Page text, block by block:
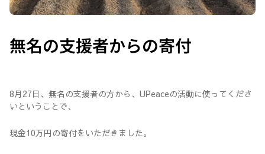
無名の支援者からの寄付
8月27日、無名の支援者の方から、UPeaceの活動に使ってくださ
いということで、
現金10万円の寄付をいただきました。